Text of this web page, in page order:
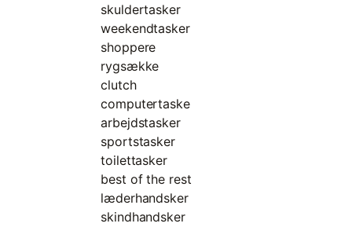
skuldertasker
weekendtasker
shoppere
rygsække
clutch
computertaske
arbejdstasker
sportstasker
toilettasker
best of the rest
læderhandsker
skindhandsker